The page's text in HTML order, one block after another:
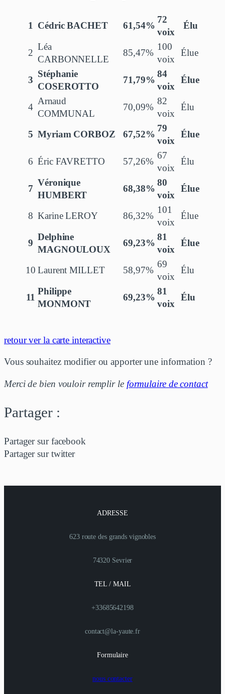
1 Cédric BACHET 61,54%
72
voix
Élu
2
Léa
CARBONNELLE
85,47%
100
voix
Élue
3
Stéphanie
COSEROTTO
71,79%
84
voix
Élue
4
Arnaud
COMMUNAL
70,09%
82
voix
Élu
5 Myriam CORBOZ 67,52%
79
voix
Élue
6 Éric FAVRETTO 57,26%
67
voix
Élu
7
Véronique
HUMBERT
68,38%
80
voix
Élue
8 Karine LEROY 86,32%
101
voix
Élue
9
Delphine
MAGNOULOUX
69,23%
81
voix
Élue
10 Laurent MILLET 58,97%
69
voix
Élu
11
Philippe
MONMONT
69,23%
81
voix
Élu
retour ver la carte interactive
Vous souhaitez modifier ou apporter une information ?
Merci de bien vouloir remplir le formulaire de contact
Partager :
Partager sur facebook
Partager sur twitter
ADRESSE
623 route des grands vignobles
74320 Sevrier
TEL / MAIL
+33685642198
contact@la-yaute.fr
Formulaire
nous contacter